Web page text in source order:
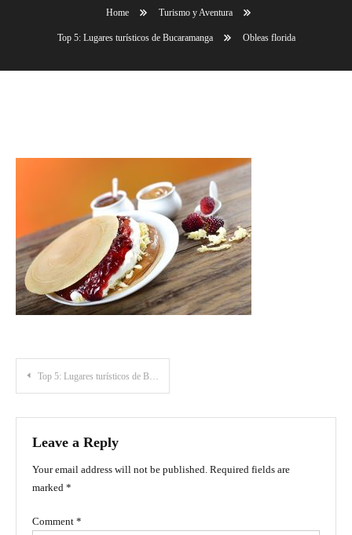
Home Turismo y Aventura
Top 5: Lugares turísticos de Bucaramanga Obleas florida
Post
navigation
Top 5: Lugares turísticos de Bucaramanga
Leave a Reply
Your email address will not be published. Required fields are
marked *
Comment *